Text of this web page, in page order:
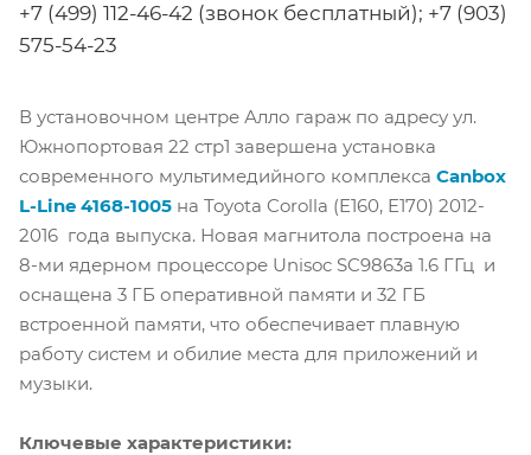
+7 (499) 112-46-42 (звонок бесплатный); +7 (903)
575-54-23
В установочном центре Алло гараж по адресу ул.
Южнопортовая 22 стр1 завершена установка
современного мультимедийного комплекса Canbox
L-Line 4168-1005 на Toyota Corolla (E160, E170) 2012-
2016 года выпуска. Новая магнитола построена на
8-ми ядерном процессоре Unisoc SC9863a 1.6 ГГц и
оснащена 3 ГБ оперативной памяти и 32 ГБ
встроенной памяти, что обеспечивает плавную
работу систем и обилие места для приложений и
музыки.
Ключевые характеристики: